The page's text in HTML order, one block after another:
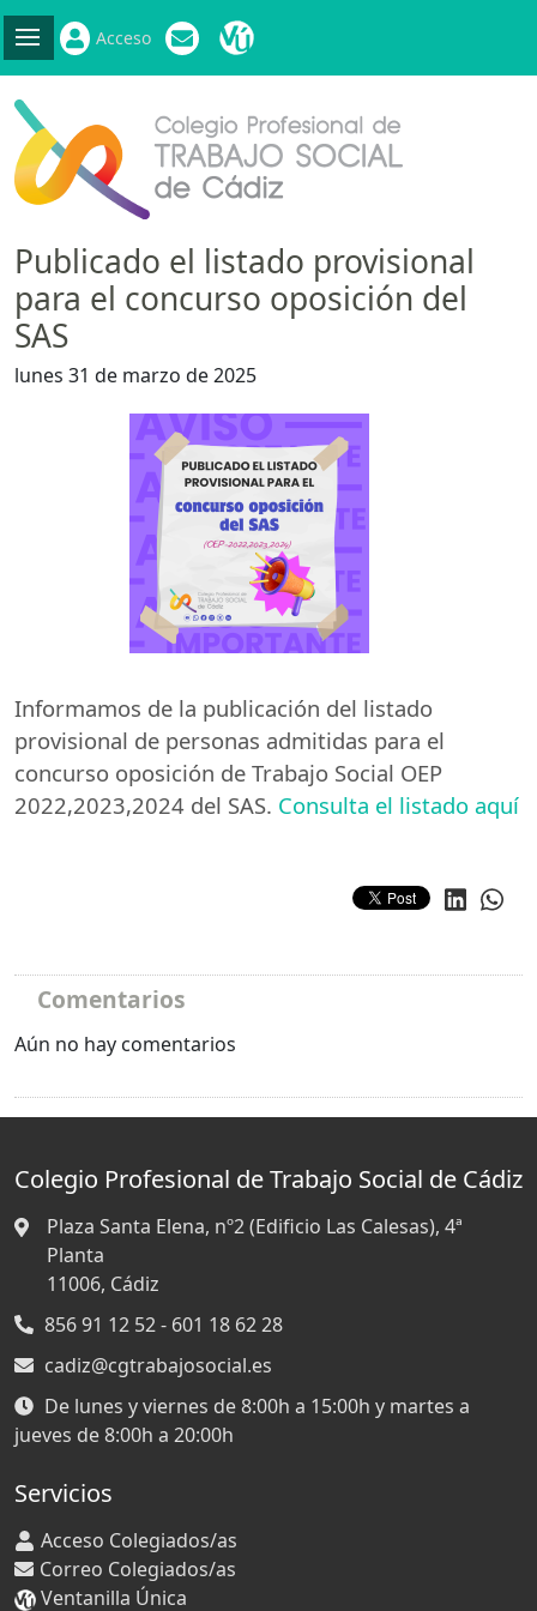
Acceso
Publicado el listado provisional
para el concurso oposición del
SAS
lunes 31 de marzo de 2025
Informamos de la publicación del listado
provisional de personas admitidas para el
concurso oposición de Trabajo Social OEP
2022,2023,2024 del SAS. Consulta el listado aquí
Comentarios
Aún no hay comentarios
Colegio Profesional de Trabajo Social de Cádiz
Plaza Santa Elena, nº2 (Edificio Las Calesas), 4ª
Planta
11006, Cádiz
856 91 12 52 - 601 18 62 28
cadiz@cgtrabajosocial.es
De lunes y viernes de 8:00h a 15:00h y martes a
jueves de 8:00h a 20:00h
Servicios
Acceso Colegiados/as
Correo Colegiados/as
Ventanilla Única